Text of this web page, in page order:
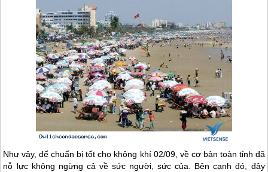
Như vậy, để chuẩn bị tốt cho không khí 02/09, về cơ bản toàn tỉnh đã
nỗ lực không ngừng cả về sức người, sức của. Bên cạnh đó, đây